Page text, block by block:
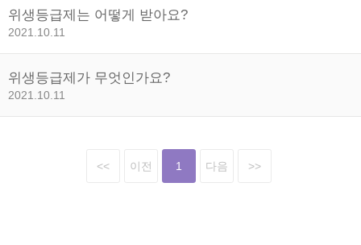
위생등급제는 어떻게 받아요?
2021.10.11
위생등급제가 무엇인가요?
2021.10.11
<< 이전 1 다음 >>